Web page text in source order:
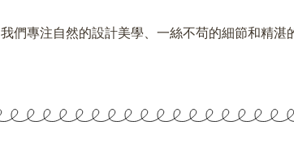
我們專注自然的設計美學、一絲不苟的細節和精湛